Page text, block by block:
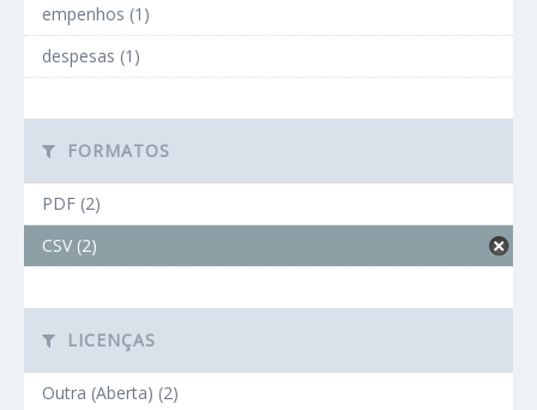
empenhos (1)
despesas (1)
FORMATOS
PDF (2)
CSV (2)
LICENÇAS
Outra (Aberta) (2)